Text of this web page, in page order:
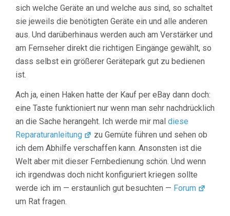
sich welche Geräte an und welche aus sind, so schaltet
sie jeweils die benötigten Geräte ein und alle anderen
aus. Und darüberhinaus werden auch am Verstärker und
am Fernseher direkt die richtigen Eingänge gewählt, so
dass selbst ein größerer Gerätepark gut zu bedienen
ist.
Ach ja, einen Haken hatte der Kauf per eBay dann doch:
eine Taste funktioniert nur wenn man sehr nachdrücklich
an die Sache herangeht. Ich werde mir mal diese
Reparaturanleitung
zu Gemüte führen und sehen ob
ich dem Abhilfe verschaffen kann. Ansonsten ist die
Welt aber mit dieser Fernbedienung schön. Und wenn
ich irgendwas doch nicht konfiguriert kriegen sollte
werde ich im — erstaunlich gut besuchten — Forum
um Rat fragen.